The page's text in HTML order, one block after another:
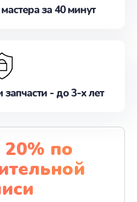
за 40 минут
- до 3-х лет
по